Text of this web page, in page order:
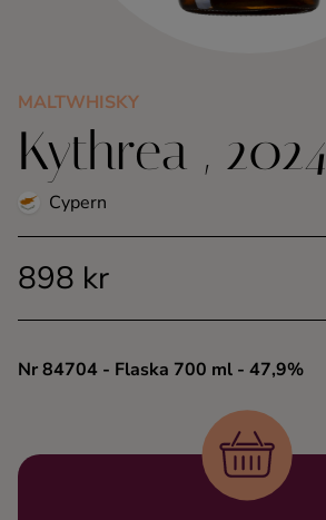
Konjak
Likör
Rom
Shots
MALTWHISKY
Kythrea , 2024
Cypern
898 kr
Nr 84704 - Flaska 700 ml - 47,9%